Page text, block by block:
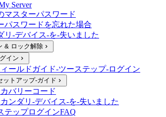
Server
マスターパスワード
パスワードを忘れた場合
リ-デバイス-を-失いました
& ロック解除
イン
ールドガイド-ツーステップ-ログイン
ットアップ-ガイド
カバリーコード
ンダリ-デバイス-を-失いました
テップログインFAQ